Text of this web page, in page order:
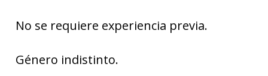
No se requiere experiencia previa.
Género indistinto.